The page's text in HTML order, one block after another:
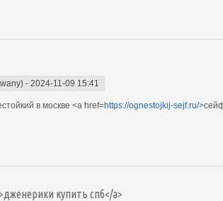
- 2024-11-09 15:41
в москве <a href=https://ognestojkij-sejf.ru/>
купить спб</a>